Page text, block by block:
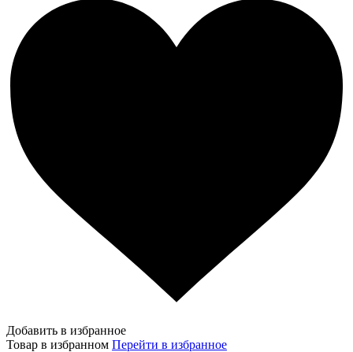
Добавить в избранное
Товар в избранном Перейти в избранное